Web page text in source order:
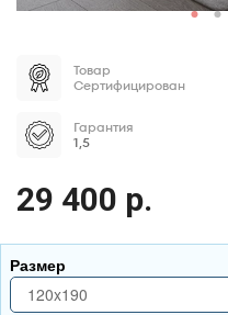
Товар
Сертифицирован
Гарантия
1,5
29 400 р.
Размер
120x190